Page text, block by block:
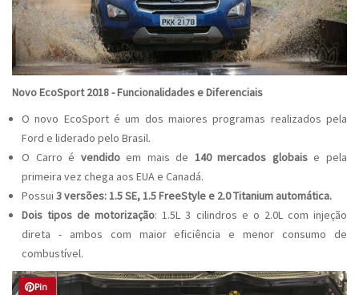
Novo EcoSport 2018 - Funcionalidades e Diferenciais
O novo EcoSport é um dos maiores programas realizados pela
Ford e liderado pelo Brasil.
O Carro é vendidoem mais de 140 mercados globaise pela
primeira vez chega aos EUA e Canadá.
Possui 3 versões: 1.5 SE, 1.5 FreeStyle e 2.0 Titanium automática.
Dois tipos de motorização: 1.5L 3 cilindros e o 2.0L com injeção
direta - ambos com maior eficiência e menor consumo de
combustível.
Pin